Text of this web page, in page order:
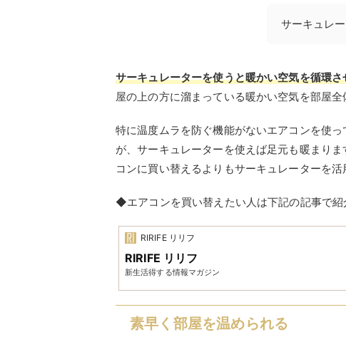
サーキュレ
サーキュレーターを使うと暖かい空気を循環
屋の上の方に溜まっている暖かい空気を部屋全
特に温度ムラを防ぐ機能がないエアコンを使
が、サーキュレーターを使えば足元も暖まり
コンに買い替えるよりもサーキュレーターを活
◆エアコンを買い替えたい人は下記の記事で紹
RIRIFE リリフ
RIRIFE リリフ
新生活得する情報マガジン
素早く部屋を温められる